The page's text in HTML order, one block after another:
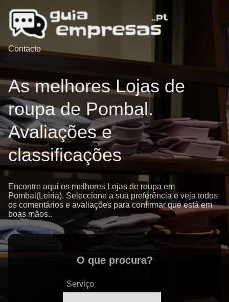
Contacto
As melhores Lojas de
roupa de Pombal.
Avaliações e
classificações
Encontre aqui os melhores Lojas de roupa em
Pombal(Leiria). Seleccione a sua preferência e veja todos
os comentários e avaliações para confirmar que está em
boas mãos..
O que procura?
Serviço